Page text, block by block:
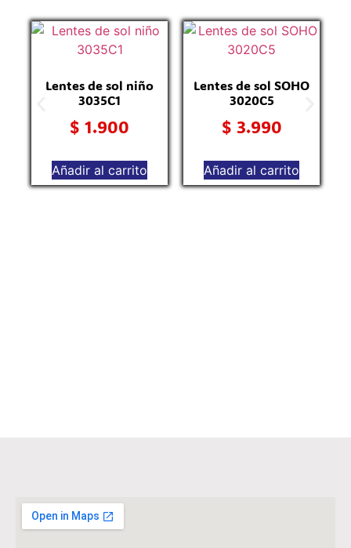
Lentes de sol niño
3035C1
$ 1.900
Añadir al carrito
Lentes de sol SOHO
3020C5
$ 3.990
Añadir al carrito